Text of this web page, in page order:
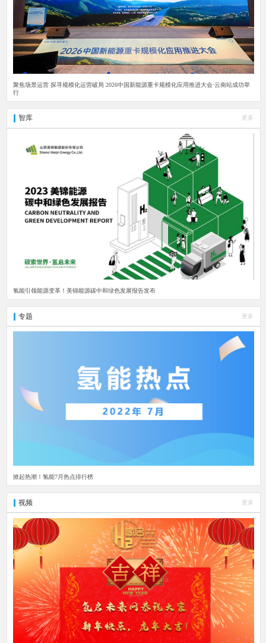
聚焦场景运营 探寻规模化运营破局 2026中国新能源重卡规模化应用推进大会·云南站成功举
行
智库 更多
氢能引领能源变革！美锦能源碳中和绿色发展报告发布
专题 更多
掀起热潮！氢能7月热点排行榜
视频 更多